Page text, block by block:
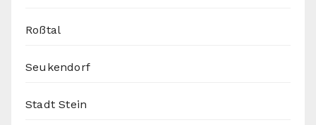
Roßtal
Seukendorf
Stadt Stein